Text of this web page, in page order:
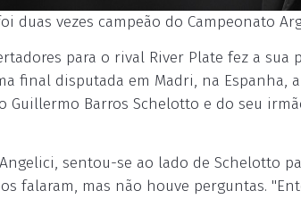
duas vezes campeão do Campeonato
para o rival River Plate fez a
final disputada em Madri, na Espanha,
Guillermo Barros Schelotto e do seu
sentou-se ao lado de Schelotto
falaram, mas não houve perguntas.